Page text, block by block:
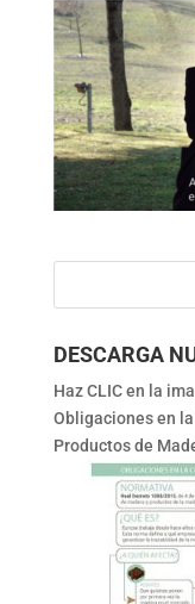
DESCARGA
Haz CLIC en la
Obligaciones en
Productos de